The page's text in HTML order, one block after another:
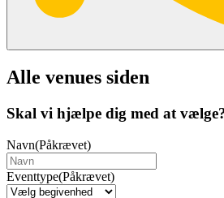
Alle venues siden
Skal vi hjælpe dig med at
Navn(Påkrævet)
Eventtype(Påkrævet)